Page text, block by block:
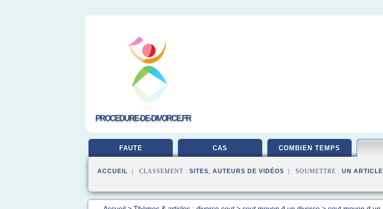
PROCEDURE-DE-DIVORCE.FR
FAUTE CAS COMBIEN TEMPS
ACCUEIL | CLASSEMENT : SITES, AUTEURS DE VIDÉOS | SOUMETTRE : UN ARTICLE